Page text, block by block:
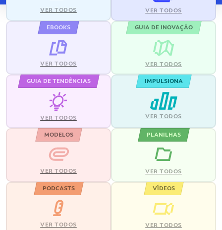
VER TODOS VER TODOS
EBOOKS
VER TODOS
GUIA DE INOVAÇÃO
VER TODOS
GUIA DE TENDÊNCIAS
VER TODOS
IMPULSIONA
VER TODOS
MODELOS
VER TODOS
PLANILHAS
VER TODOS
PODCASTS
VER TODOS
VÍDEOS
VER TODOS